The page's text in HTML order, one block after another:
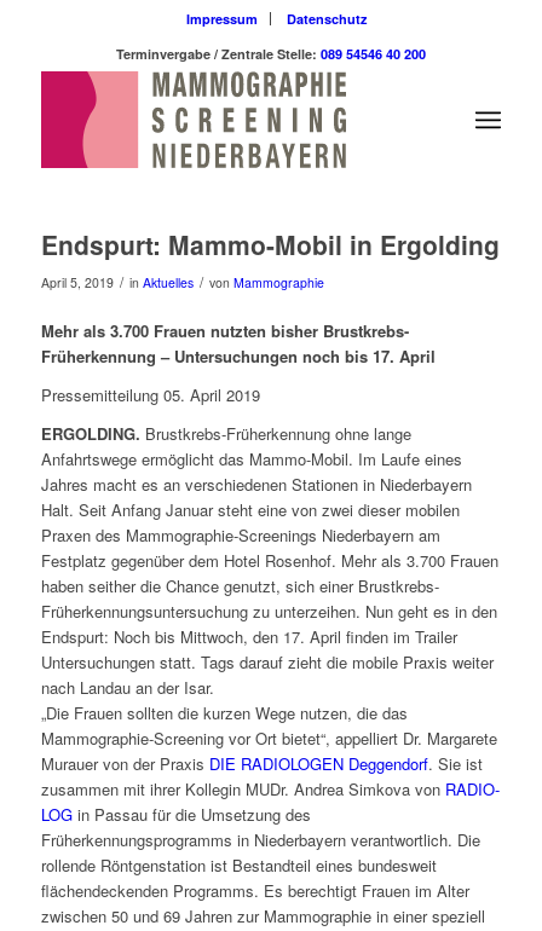
Impressum
Datenschutz
Terminvergabe / Zentrale Stelle: 089 54546 40 200
Endspurt: Mammo-Mobil in Ergolding
April 5, 2019 / in Aktuelles / von Mammographie
Mehr als 3.700 Frauen nutzten bisher Brustkrebs-
Früherkennung – Untersuchungen noch bis 17. April
Pressemitteilung 05. April 2019
ERGOLDING. Brustkrebs-Früherkennung ohne lange
Anfahrtswege ermöglicht das Mammo-Mobil. Im Laufe eines
Jahres macht es an verschiedenen Stationen in Niederbayern
Halt. Seit Anfang Januar steht eine von zwei dieser mobilen
Praxen des Mammographie-Screenings Niederbayern am
Festplatz gegenüber dem Hotel Rosenhof. Mehr als 3.700 Frauen
haben seither die Chance genutzt, sich einer Brustkrebs-
Früherkennungsuntersuchung zu unterzeihen. Nun geht es in den
Endspurt: Noch bis Mittwoch, den 17. April finden im Trailer
Untersuchungen statt. Tags darauf zieht die mobile Praxis weiter
nach Landau an der Isar.
„Die Frauen sollten die kurzen Wege nutzen, die das
Mammographie-Screening vor Ort bietet“, appelliert Dr. Margarete
Murauer von der Praxis DIE RADIOLOGEN Deggendorf. Sie ist
zusammen mit ihrer Kollegin MUDr. Andrea Simkova von RADIO-
LOGin Passau für die Umsetzung des
Früherkennungsprogramms in Niederbayern verantwortlich. Die
rollende Röntgenstation ist Bestandteil eines bundesweit
flächendeckenden Programms. Es berechtigt Frauen im Alter
zwischen 50 und 69 Jahren zur Mammographie in einer speziell